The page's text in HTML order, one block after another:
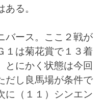
る。
ース。ここ２戦が
１は菊花賞で１３着
とにかく状態は今回
だし良馬場が条件で
に（１１）シンエン